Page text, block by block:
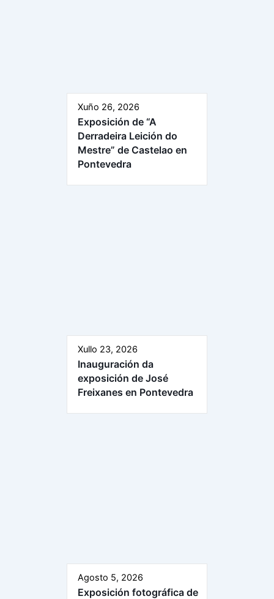
Xuño 26, 2026
Exposición de “A
Derradeira Leición do
Mestre” de Castelao en
Pontevedra
Xullo 23, 2026
Inauguración da
exposición de José
Freixanes en Pontevedra
Agosto 5, 2026
Exposición fotográfica de